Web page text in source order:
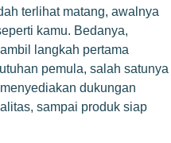
terlihat matang, awalnya
kamu. Bedanya,
langkah pertama
pemula, salah satunya
dukungan
sampai produk siap